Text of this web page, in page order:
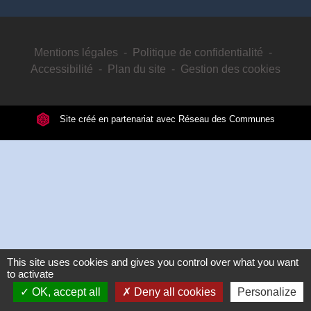
Mentions légales - Politique de confidentialité -
Accessibilité - Plan du site - Gestion des cookies
Site créé en partenariat avec Réseau des Communes
This site uses cookies and gives you control over what you want
to activate
OK, accept all
Deny all cookies Personalize